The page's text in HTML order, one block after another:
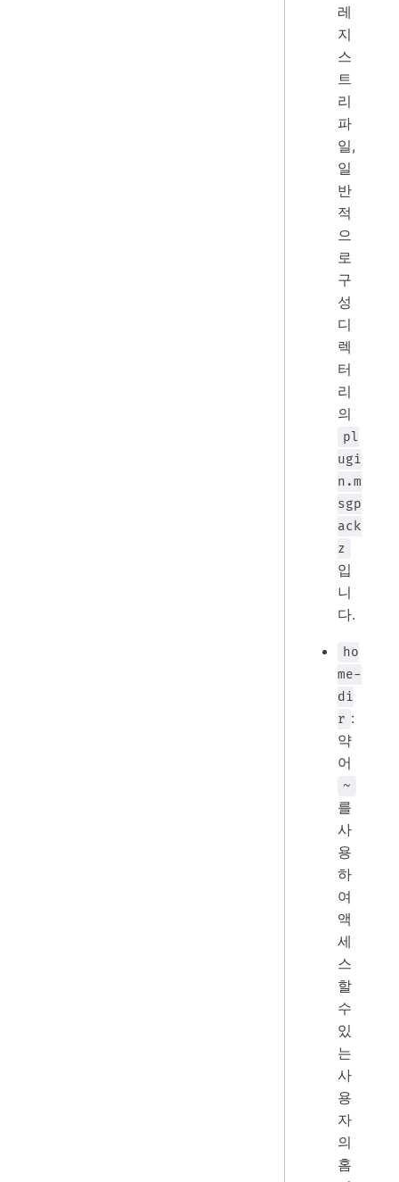
레
지
스
트
리
파
일,
일
반
적
으
로
구
성
디
렉
터
리
의
pl
ugi
n.m
sgp
ack
z
입
니
다.
ho
me-
di
r :
약
어
~
를
사
용
하
여
액
세
스
할
수
있
는
사
용
자
의
홈